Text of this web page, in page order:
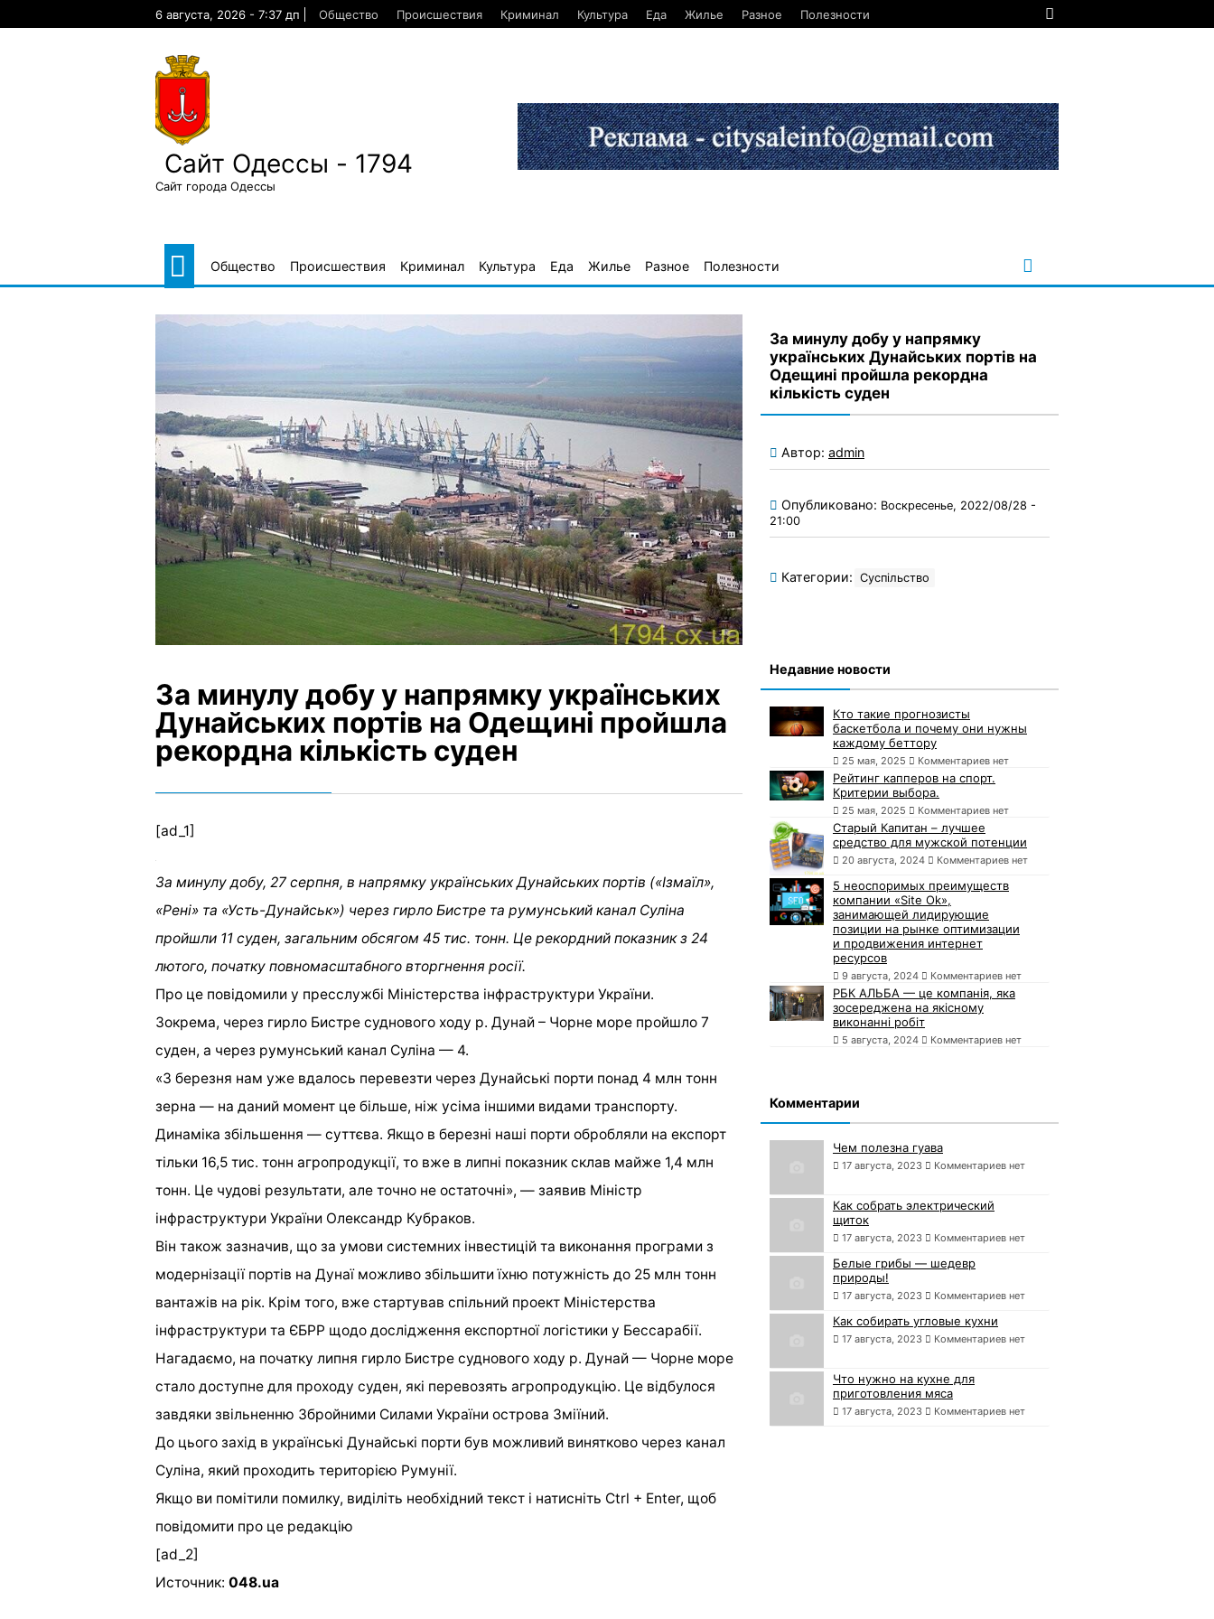
6 августа, 2026 - 7:37 дп Общество Происшествия Криминал Культура Еда Жилье Разное Полезности
Сайт Одессы - 1794
Сайт города Одессы
Общество Происшествия Криминал Культура Еда Жилье Разное Полезности
За минулу добу у напрямку українських
Дунайських портів на Одещині пройшла
рекордна кількість суден
[ad_1]
За минулу добу, 27 серпня, в напрямку українських Дунайських портів («Ізмаїл»,
«Рені» та «Усть-Дунайськ») через гирло Бистре та румунський канал Суліна
пройшли 11 суден, загальним обсягом 45 тис. тонн. Це рекордний показник з 24
лютого, початку повномасштабного вторгнення росії.
Про це повідомили у пресслужбі Міністерства інфраструктури України.
Зокрема, через гирло Бистре суднового ходу р. Дунай – Чорне море пройшло 7
суден, а через румунський канал Суліна — 4.
«З березня нам уже вдалось перевезти через Дунайські порти понад 4 млн тонн
зерна — на даний момент це більше, ніж усіма іншими видами транспорту.
Динаміка збільшення — суттєва. Якщо в березні наші порти обробляли на експорт
тільки 16,5 тис. тонн агропродукції, то вже в липні показник склав майже 1,4 млн
тонн. Це чудові результати, але точно не остаточні», — заявив Міністр
інфраструктури України Олександр Кубраков.
Він також зазначив, що за умови системних інвестицій та виконання програми з
модернізації портів на Дунаї можливо збільшити їхню потужність до 25 млн тонн
вантажів на рік. Крім того, вже стартував спільний проект Міністерства
інфраструктури та ЄБРР щодо дослідження експортної логістики у Бессарабії.
Нагадаємо, на початку липня гирло Бистре суднового ходу р. Дунай — Чорне море
стало доступне для проходу суден, які перевозять агропродукцію. Це відбулося
завдяки звільненню Збройними Силами України острова Зміїний.
До цього захід в українські Дунайські порти був можливий винятково через канал
Суліна, який проходить територією Румунії.
Якщо ви помітили помилку, виділіть необхідний текст і натисніть Ctrl + Enter, щоб
повідомити про це редакцію
[ad_2]
Источник: 048.ua
За минулу добу у напрямку
українських Дунайських портів на
Одещині пройшла рекордна
кількість суден
Автор: admin
Опубликовано: Воскресенье, 2022/08/28 -
21:00
Категории: Суспільство
Недавние новости
Кто такие прогнозисты
баскетбола и почему они нужны
каждому беттору
25 мая, 2025 Комментариев нет
Рейтинг капперов на спорт.
Критерии выбора.
25 мая, 2025 Комментариев нет
Старый Капитан – лучшее
средство для мужской потенции
20 августа, 2024 Комментариев нет
5 неоспоримых преимуществ
компании «Site Ok»,
занимающей лидирующие
позиции на рынке оптимизации
и продвижения интернет
ресурсов
9 августа, 2024 Комментариев нет
РБК АЛЬБА — це компанія, яка
зосереджена на якісному
виконанні робіт
5 августа, 2024 Комментариев нет
Комментарии
Чем полезна гуава
17 августа, 2023 Комментариев нет
Как собрать электрический
щиток
17 августа, 2023 Комментариев нет
Белые грибы — шедевр
природы!
17 августа, 2023 Комментариев нет
Как собирать угловые кухни
17 августа, 2023 Комментариев нет
Что нужно на кухне для
приготовления мяса
17 августа, 2023 Комментариев нет